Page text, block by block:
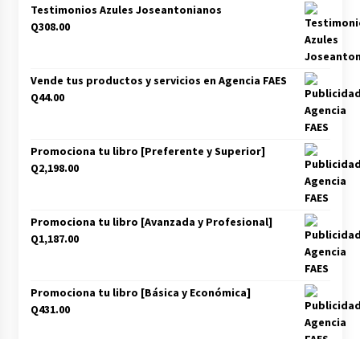
Testimonios Azules Joseantonianos
Q308.00
Vende tus productos y servicios en Agencia FAES
Q44.00
Promociona tu libro [Preferente y Superior]
Q2,198.00
Promociona tu libro [Avanzada y Profesional]
Q1,187.00
Promociona tu libro [Básica y Económica]
Q431.00